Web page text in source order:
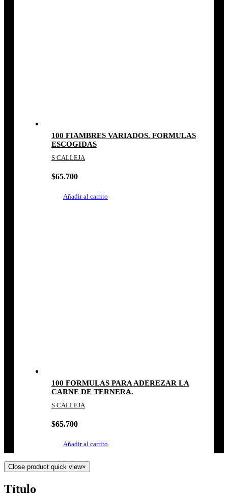
100 FIAMBRES VARIADOS. FORMULAS
ESCOGIDAS
S CALLEJA
$65.700
Añadir al carrito
100 FORMULAS PARA ADEREZAR LA
CARNE DE TERNERA.
S CALLEJA
$65.700
Añadir al carrito
Close product quick view×
Título